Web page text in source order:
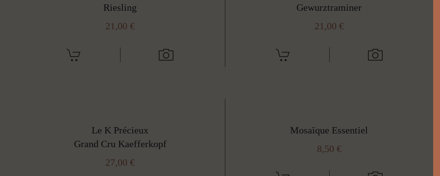
Riesling
21,00€
Gewurztraminer
21,00 €
Le K Précieux
Grand Cru Kaefferkopf
27,00€
Mosaïque Essentiel
8,50 €